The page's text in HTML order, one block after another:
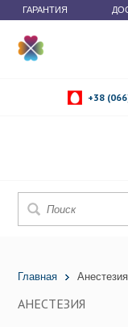
ГАРАНТИЯ
+38
Главная Анестезия
АНЕСТЕЗИЯ